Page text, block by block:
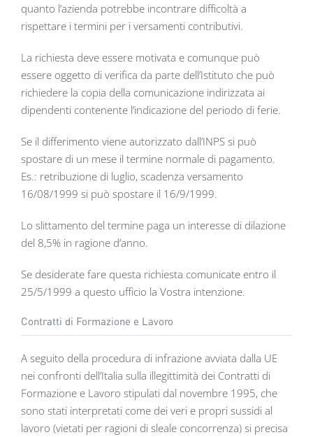
quanto l’azienda potrebbe incontrare difficoltà a
rispettare i termini per i versamenti contributivi.
La richiesta deve essere motivata e comunque può
essere oggetto di verifica da parte dell’Istituto che può
richiedere la copia della comunicazione indirizzata ai
dipendenti contenente l’indicazione del periodo di ferie.
Se il differimento viene autorizzato dall’INPS si può
spostare di un mese il termine normale di pagamento.
Es.: retribuzione di luglio, scadenza versamento
16/08/1999 si può spostare il 16/9/1999.
Lo slittamento del termine paga un interesse di dilazione
del 8,5% in ragione d’anno.
Se desiderate fare questa richiesta comunicate entro il
25/5/1999 a questo ufficio la Vostra intenzione.
Contratti di Formazione e Lavoro
A seguito della procedura di infrazione avviata dalla UE
nei confronti dell’Italia sulla illegittimità dei Contratti di
Formazione e Lavoro stipulati dal novembre 1995, che
sono stati interpretati come dei veri e propri sussidi al
lavoro (vietati per ragioni di sleale concorrenza) si precisa